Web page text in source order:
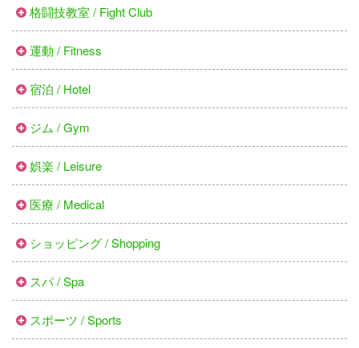
格闘技教室 / Fight Club
運動 / Fitness
宿泊 / Hotel
ジム / Gym
娯楽 / Leisure
医療 / Medical
ショッピング / Shopping
スパ / Spa
スポーツ / Sports